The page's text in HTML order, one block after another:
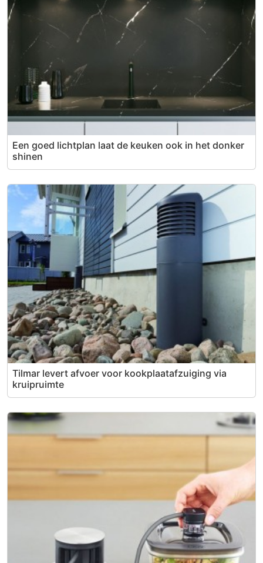
Een goed lichtplan laat de keuken ook in het donker
shinen
Tilmar levert afvoer voor kookplaatafzuiging via
kruipruimte